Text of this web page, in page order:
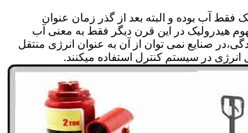
آب بوده و البته بعد از گذر زمان عنوان
هیدرولیک در این قرن دیگر فقط به معنی آب
صنایع نمی توان از آن به عنوان انرژی منتقل
در سیستم کنترل استفاده میکنند.